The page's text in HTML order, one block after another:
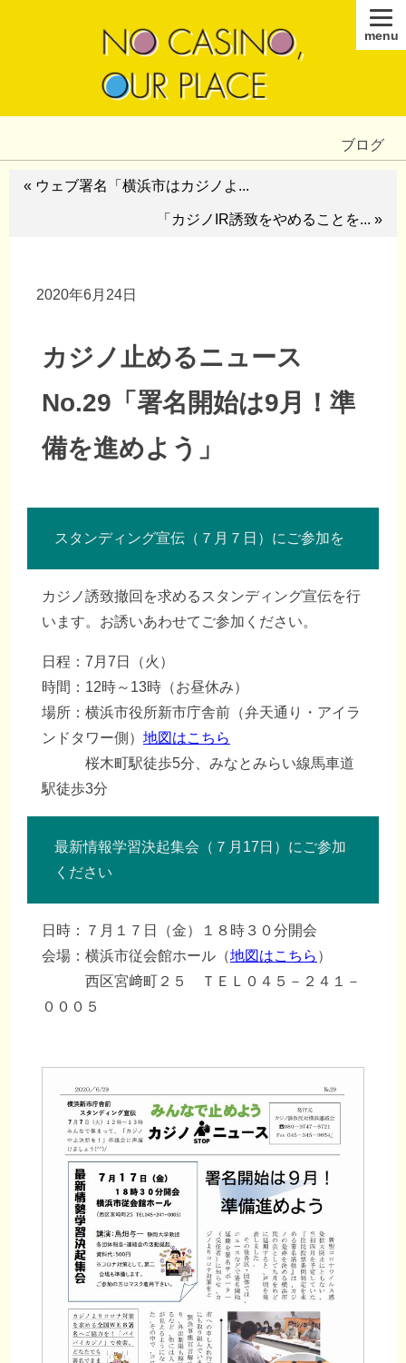
ブログ
« ウェブ署名「横浜市はカジノよ...
「カジノIR誘致をやめることを... »
2020年6月24日
カジノ止めるニュース
No.29「署名開始は9月！準
備を進めよう」
スタンディング宣伝（７月７日）にご参加を
カジノ誘致撤回を求めるスタンディング宣伝を行
います。お誘いあわせてご参加ください。
日程：7月7日（火）
時間：12時～13時（お昼休み）
場所：横浜市役所新市庁舎前（弁天通り・アイラ
ンドタワー側） 地図はこちら
桜木町駅徒歩5分、みなとみらい線馬車道
駅徒歩3分
最新情報学習決起集会（７月17日）にご参加
ください
日時：７月１７日（金）１８時３０分開会
会場：横浜市従会館ホール（地図はこちら ）
西区宮﨑町２５ ＴＥＬ０４５－２４１－
０００５
menu